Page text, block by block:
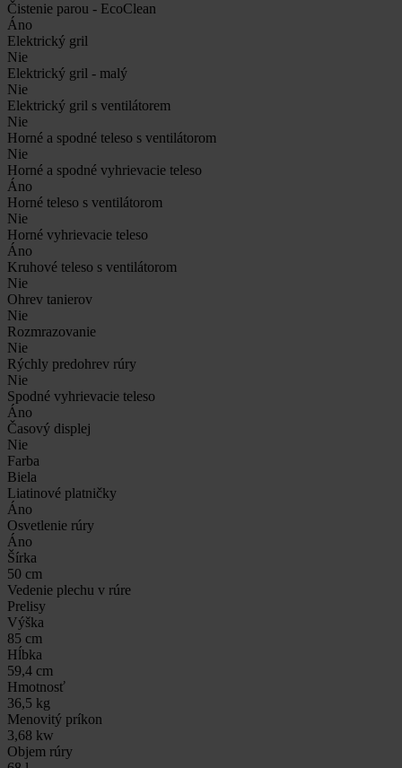
Čistenie parou - EcoClean
Áno
Elektrický gril
Nie
Elektrický gril - malý
Nie
Elektrický gril s ventilátorem
Nie
Horné a spodné teleso s ventilátorom
Nie
Horné a spodné vyhrievacie teleso
Áno
Horné teleso s ventilátorom
Nie
Horné vyhrievacie teleso
Áno
Kruhové teleso s ventilátorom
Nie
Ohrev tanierov
Nie
Rozmrazovanie
Nie
Rýchly predohrev rúry
Nie
Spodné vyhrievacie teleso
Áno
Časový displej
Nie
Farba
Biela
Liatinové platničky
Áno
Osvetlenie rúry
Áno
Šírka
50 cm
Vedenie plechu v rúre
Prelisy
Výška
85 cm
Hĺbka
59,4 cm
Hmotnosť
36,5 kg
Menovitý príkon
3,68 kw
Objem rúry